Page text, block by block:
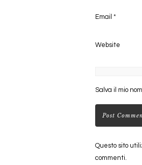
Email *
Website
Salva il mio
Questo sito
commenti.